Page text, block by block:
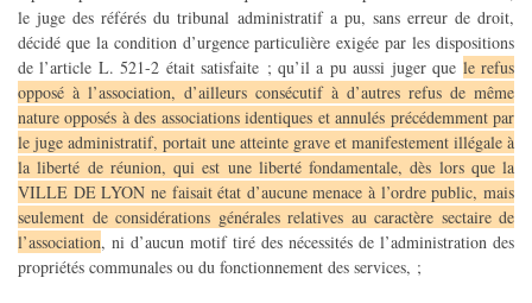
le juge des référés du tribunal administratif a pu, sans erreur de droit,
décidé que la condition d’urgence particulière exigée par les dispositions
de l’article L. 521-2 était satisfaite ; qu’il a pu aussi juger que le refus
opposé à l’association, d’ailleurs consécutif à d’autres refus de même
nature opposés à des associations identiques et annulés précédemment par
le juge administratif, portait une atteinte grave et manifestement illégale à
la liberté de réunion, qui est une liberté fondamentale, dès lors que la
VILLE DE LYON ne faisait état d’aucune menace à l’ordre public, mais
seulement de considérations générales relatives au caractère sectaire de
l’association, ni d’aucun motif tiré des nécessités de l’administration des
propriétés communales ou du fonctionnement des services, ;